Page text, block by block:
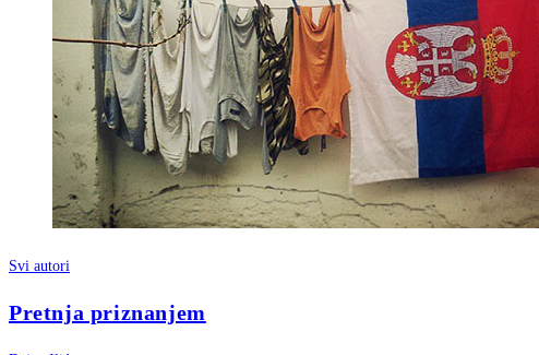
Svi autori
Pretnja priznanjem